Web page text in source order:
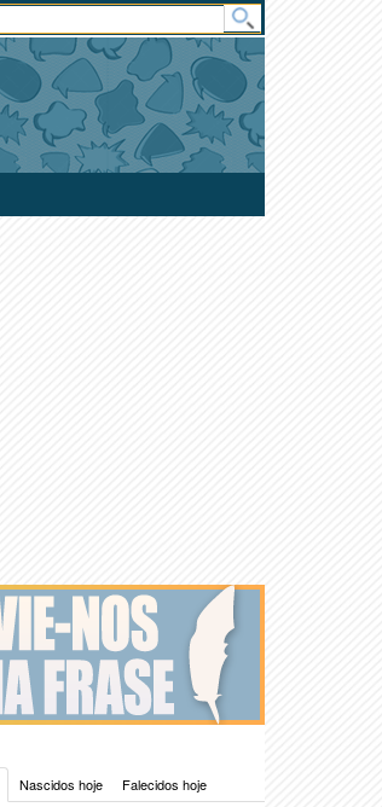
Área
do
Usuário
Nascidos hoje Falecidos hoje